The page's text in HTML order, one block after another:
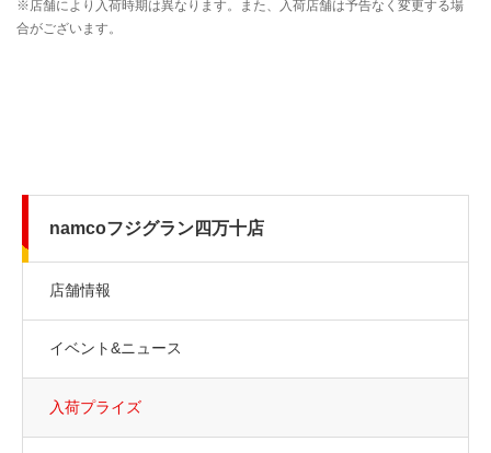
namcoフジグラン四万十店
店舗情報
イベント&ニュース
入荷プライズ